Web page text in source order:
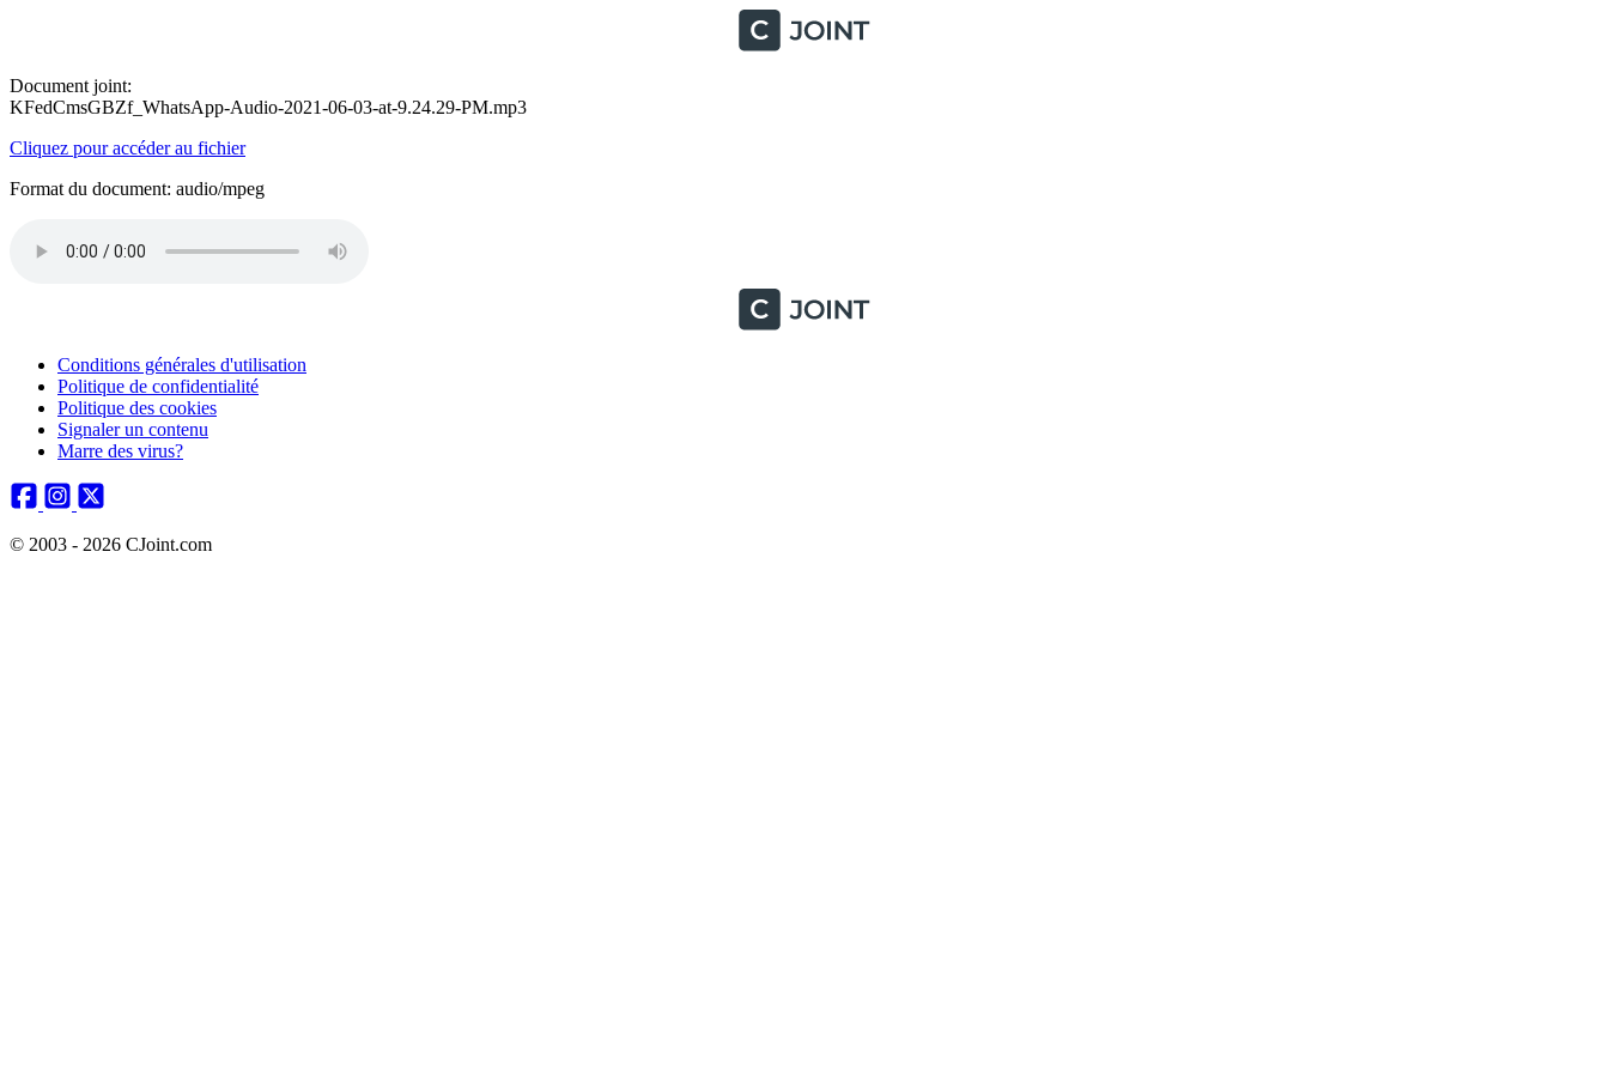
Document joint:
KFedCmsGBZf_WhatsApp-Audio-2021-06-03-at-9.24.29-PM.mp3
Cliquez pour accéder au fichier
Format du document: audio/mpeg
Conditions générales d'utilisation
Politique de confidentialité
Politique des cookies
Signaler un contenu
Marre des virus?
© 2003 - 2026 CJoint.com